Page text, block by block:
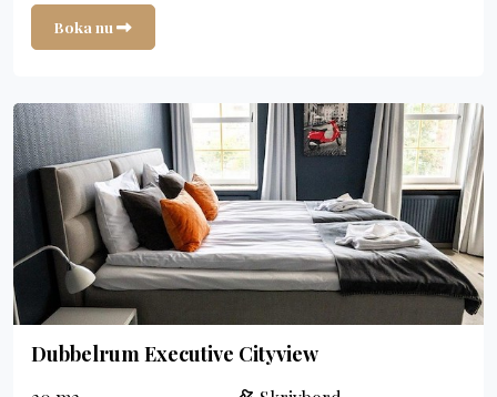
Boka nu
Dubbelrum Executive Cityview